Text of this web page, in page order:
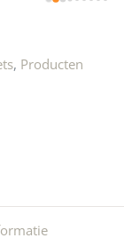
, Producten